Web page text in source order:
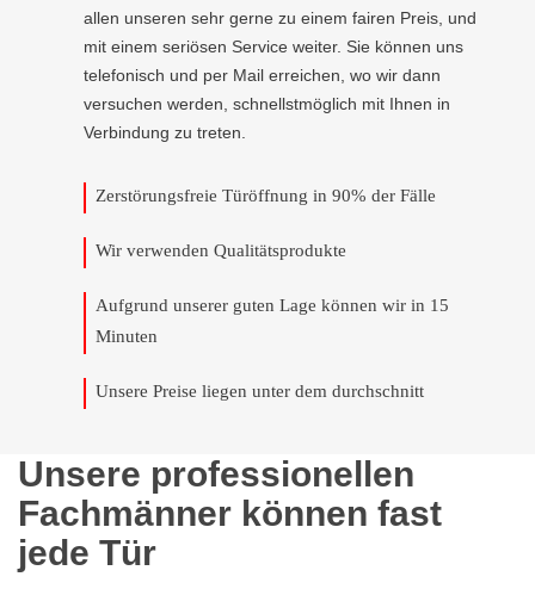
allen unseren sehr gerne zu einem fairen Preis, und
mit einem seriösen Service weiter. Sie können uns
telefonisch und per Mail erreichen, wo wir dann
versuchen werden, schnellstmöglich mit Ihnen in
Verbindung zu treten.
Zerstörungsfreie Türöffnung in 90% der Fälle
Wir verwenden Qualitätsprodukte
Aufgrund unserer guten Lage können wir in 15
Minuten
Unsere Preise liegen unter dem durchschnitt
Unsere professionellen
Fachmänner können fast
jede Tür